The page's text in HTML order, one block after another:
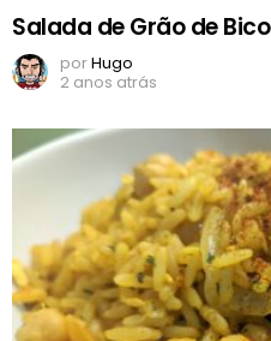
Salada de Grão de
porHugo
2 anos atrás